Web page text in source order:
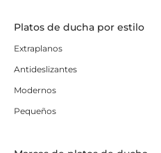
Platos de ducha por estilo
Extraplanos
Antideslizantes
Modernos
Pequeños